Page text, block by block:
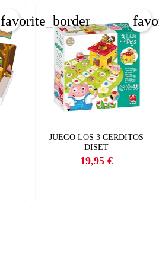
favorite_border
JUEGO LOS 3 CERDITOS
DISET
Precio
19,95 €